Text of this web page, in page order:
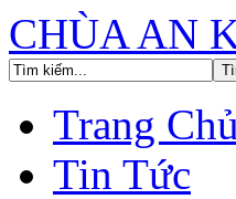
CHÙA AN
Trang Chủ
Tin Tức